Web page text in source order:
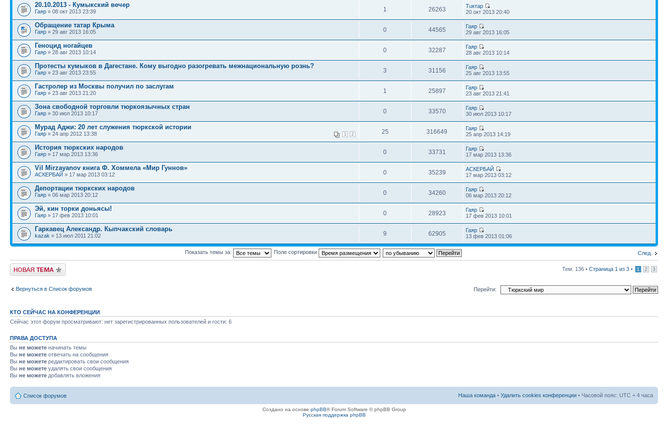
20.10.2013 - Кумыкский вечер
Гаяр » 08 окт 2013 23:39 1 26263
Тuктар
20 окт 2013 20:40
Обращение татар Крыма
Гаяр » 29 авг 2013 16:05 0 44565
Гаяр
29 авг 2013 16:05
Геноцид ногайцев
Гаяр » 28 авг 2013 10:14 0 32287
Гаяр
28 авг 2013 10:14
Протесты кумыков в Дагестане. Кому выгодно разогревать межнациональную рознь?
Гаяр » 23 авг 2013 23:55 3 31156
Гаяр
25 авг 2013 13:55
Гастролер из Москвы получил по заслугам
Гаяр » 23 авг 2013 21:20 1 25897
Гаяр
23 авг 2013 21:41
Зона свободной торговли тюркоязычных стран
Гаяр » 30 июл 2013 10:17 0 33570
Гаяр
30 июл 2013 10:17
Мурад Аджи: 20 лет служения тюркской истории
1 2
Гаяр » 24 апр 2012 13:38 25 316649
Гаяр
25 апр 2013 14:19
История тюркских народов
Гаяр » 17 мар 2013 13:36 0 33731
Гаяр
17 мар 2013 13:36
Vil Mirzayanov книга Ф. Хоммела «Мир Гуннов»
АСКЕРБАЙ » 17 мар 2013 03:12 0 35239
АСКЕРБАЙ
17 мар 2013 03:12
Депортации тюркских народов
Гаяр » 06 мар 2013 20:12 0 34260
Гаяр
06 мар 2013 20:12
Эй, кин торки доньясы!
Гаяр » 17 фев 2013 10:01 0 28923
Гаяр
17 фев 2013 10:01
Гаркавец Александр. Кыпчакский словарь
kazak » 13 июл 2011 21:02 9 62905
Гаяр
13 фев 2013 01:06
След.
Показать темы за: Поле сортировки
Новая тема Тем: 136 • Страница 1 из 3 • 1 2 3
Вернуться в Список форумов Перейти:
КТО СЕЙЧАС НА КОНФЕРЕНЦИИ
Сейчас этот форум просматривают: нет зарегистрированных пользователей и гости: 6
ПРАВА ДОСТУПА
Вы не можете начинать темы
Вы не можете отвечать на сообщения
Вы не можете редактировать свои сообщения
Вы не можете удалять свои сообщения
Вы не можете добавлять вложения
Список форумов Наша команда • Удалить cookies конференции • Часовой пояс: UTC + 4 часа
Создано на основе phpBB® Forum Software © phpBB Group
Русская поддержка phpBB